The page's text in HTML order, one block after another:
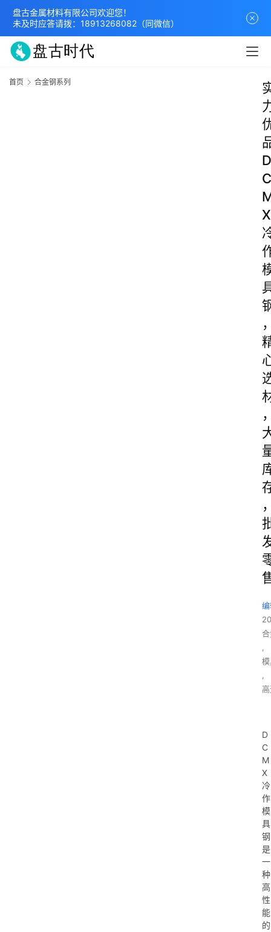
盘古金属材料有限公司欢迎您！
未及时应答请拨： 18913268082 （同微信）
首页 合金钢系列
D
C
X
,
,
D
C
M
X
冷
作
模
具
钢
是
一
种
高
性
能
的